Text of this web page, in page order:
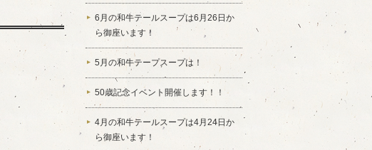
6月の和牛テールスープは6月26日か
ら御座います！
5月の和牛テープスープは！
50歳記念イベント開催します！！
4月の和牛テールスープは4月24日か
ら御座います！